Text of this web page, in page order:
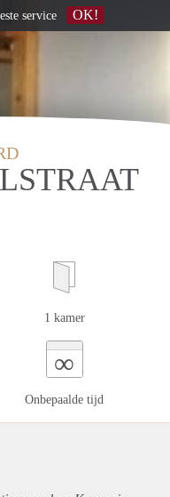
1 kamer
∞
Onbepaalde tijd
service OK!